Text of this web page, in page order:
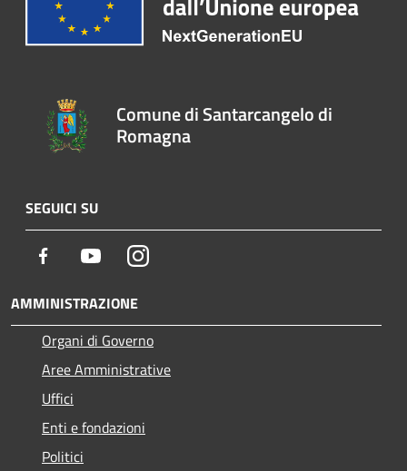
Comune di Santarcangelo di
Romagna
SEGUICI SU
Facebook YoutubeInstagram
AMMINISTRAZIONE
Organi di Governo
Aree Amministrative
Uffici
Enti e fondazioni
Politici